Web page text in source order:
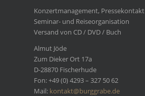
Konzertmanagement, Pressekontakt
Seminar- und Reiseorganisation
Versand von CD / DVD / Buch
Almut Jöde
Zum Dieker Ort 17a
D-28870 Fischerhude
Fon: +49 (0) 4293 – 327 50 62
Mail: kontakt@burggrabe.de